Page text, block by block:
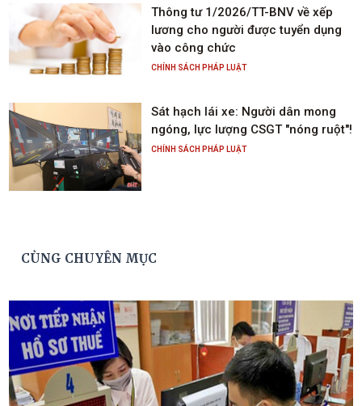
Thông tư 1/2026/TT-BNV về xếp
lương cho người được tuyển dụng
vào công chức
CHÍNH SÁCH PHÁP LUẬT
Sát hạch lái xe: Người dân mong
ngóng, lực lượng CSGT "nóng ruột"!
CHÍNH SÁCH PHÁP LUẬT
CÙNG CHUYÊN MỤC